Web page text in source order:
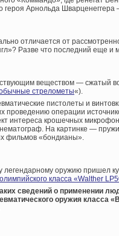
героя Арнольда
отличается от
Разве что последний еще и
веществом — сжатый
стрелометы«).
пистолеты и
проведению операции
интереса крошечных
На картинке —
фильмов «бондианы».
легендарному оружию пришел
класса «Walther
сведений о применении
оружия класса